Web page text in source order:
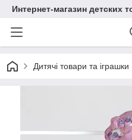
Интернет-магазин детских
Дитячі товари та іграшки